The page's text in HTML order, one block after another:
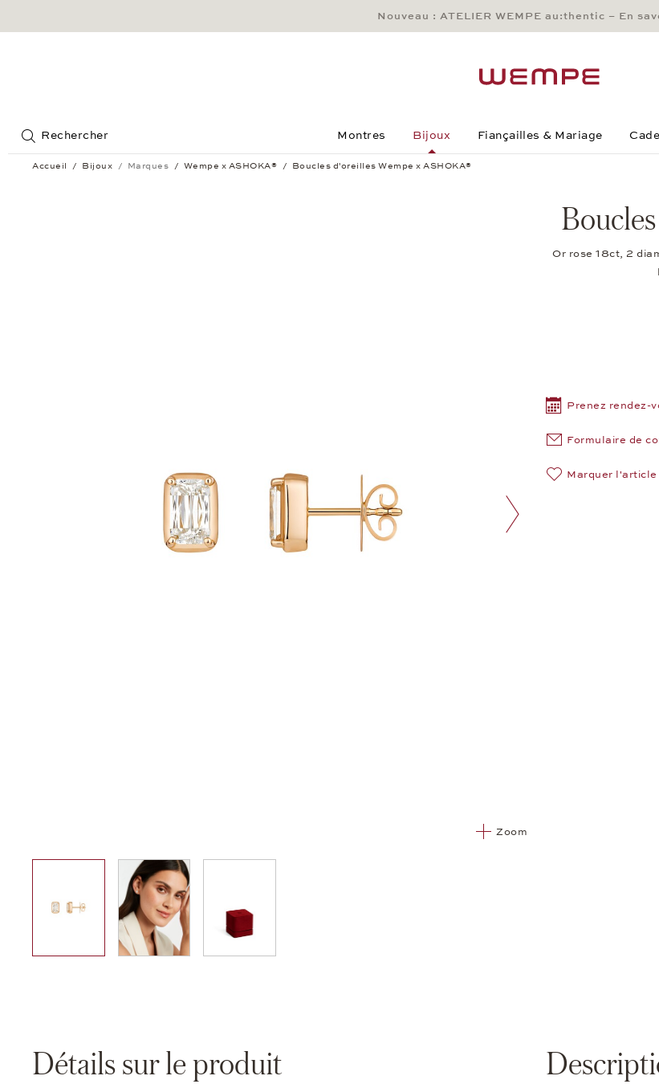
Main Content
Main Menu
Search
Footer
Nouveau : ATELIER WEMPE au:thentic – En
Rechercher Montres Bijoux Fiançailles & Mariage
Accueil Bijoux Marques Wempe x ASHOKA® Boucles d'oreilles Wempe x ASHOKA®
Zoom
01 02 03
Or rose 18ct, 2
Prenez rendez-
Formulaire de
Marquer l'article
Détails sur le produit